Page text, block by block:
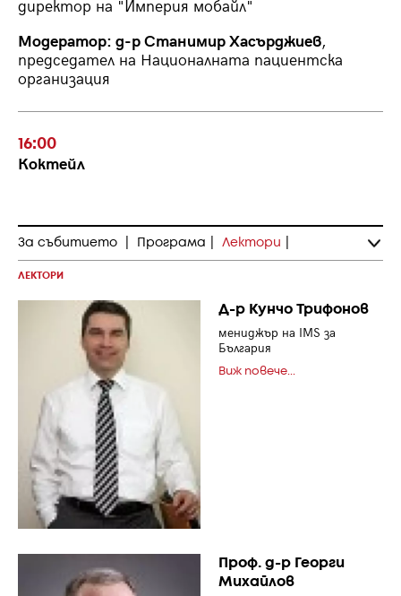
директор на "Империя мобайл"
Модератор: д-р Станимир Хасърджиев,
председател на Националната пациентска
организация
16:00
Коктейл
За събитието Програма Лектори
ЛЕКТОРИ
Д-р Кунчо Трифонов
мениджър на IMS за
България
Виж повече...
Проф. д-р Георги
Михайлов